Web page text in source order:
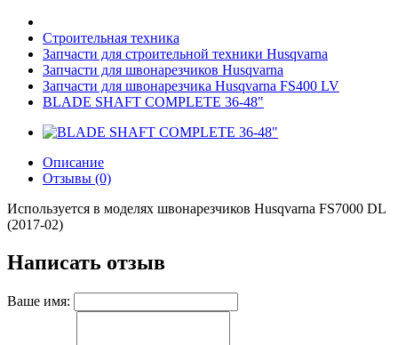
Строительная техника
Запчасти для строительной техники Husqvarna
Запчасти для швонарезчиков Husqvarna
Запчасти для швонарезчика Husqvarna FS400 LV
BLADE SHAFT COMPLETE 36-48"
Описание
Отзывы (0)
Используется в моделях швонарезчиков Husqvarna FS7000 DL
(2017-02)
Написать отзыв
Ваше имя: